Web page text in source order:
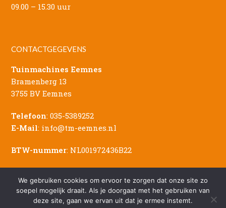
09.00 – 15.30 uur
CONTACTGEGEVENS
Tuinmachines Eemnes
Bramenberg 13
3755 BV Eemnes
Telefoon:035-5389252
E-Mail: info@tm-eemnes.nl
BTW-nummer: NL001972436B22
© Copyright - 2026 Tuinmachines Eemnes
We gebruiken cookies om ervoor te zorgen dat onze site zo
soepel mogelijk draait. Als je doorgaat met het gebruiken van
deze site, gaan we ervan uit dat je ermee instemt.